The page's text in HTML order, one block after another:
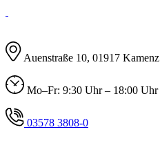
Auenstraße 10, 01917 Kamenz
Mo–Fr: 9:30 Uhr – 18:00
03578 3808-0